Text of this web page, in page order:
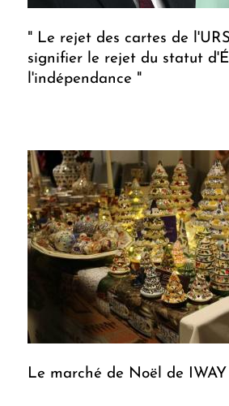
" Le rejet des cartes de
signifier le rejet du statut
l'indépendance "
Le marché de Noël de IWAY